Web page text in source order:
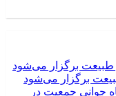
برگزار می‌شود